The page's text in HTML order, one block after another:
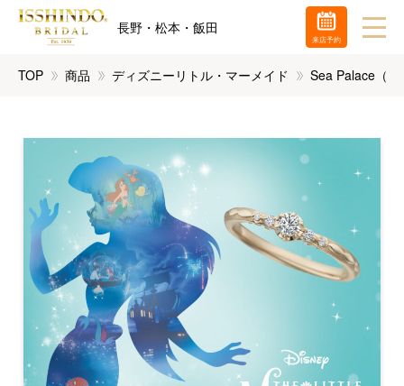
長野・松本・飯田
TOP 商品 ディズニーリトル・マーメイド Sea Palace（
来店予約